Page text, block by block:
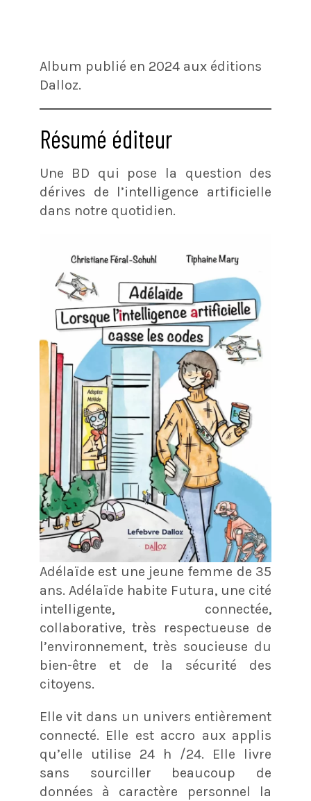
Album publié en 2024 aux éditions
Dalloz.
Résumé éditeur
Une BD qui pose la question des
dérives de l’intelligence artificielle
dans notre quotidien.
Adélaïde est une jeune femme de 35
ans. Adélaïde habite Futura, une cité
intelligente, connectée,
collaborative, très respectueuse de
l’environnement, très soucieuse du
bien-être et de la sécurité des
citoyens.
Elle vit dans un univers entièrement
connecté. Elle est accro aux applis
qu’elle utilise 24 h /24. Elle livre
sans sourciller beaucoup de
données à caractère personnel la